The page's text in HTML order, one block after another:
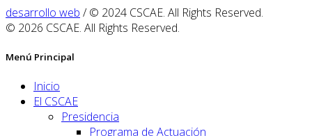
desarrollo web / © 2024 CSCAE. All Rights Reserved.
© 2026 CSCAE. All Rights Reserved.
Menú Principal
Inicio
El CSCAE
Presidencia
Programa de Actuación